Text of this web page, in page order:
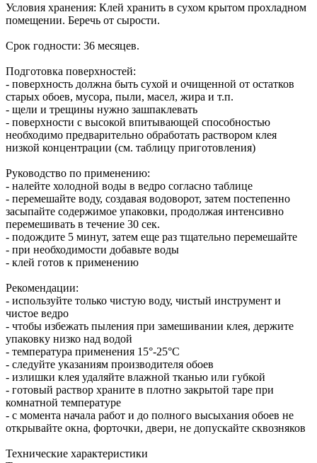
Условия хранения: Клей хранить в сухом крытом прохладном
помещении. Беречь от сырости.
Срок годности: 36 месяцев.
Подготовка поверхностей:
- поверхность должна быть сухой и очищенной от остатков
старых обоев, мусора, пыли, масел, жира и т.п.
- щели и трещины нужно зашпаклевать
- поверхности с высокой впитывающей способностью
необходимо предварительно обработать раствором клея
низкой концентрации (см. таблицу приготовления)
Руководство по применению:
- налейте холодной воды в ведро согласно таблице
- перемешайте воду, создавая водоворот, затем постепенно
засыпайте содержимое упаковки, продолжая интенсивно
перемешивать в течение 30 сек.
- подождите 5 минут, затем еще раз тщательно перемешайте
- при необходимости добавьте воды
- клей готов к применению
Рекомендации:
- используйте только чистую воду, чистый инструмент и
чистое ведро
- чтобы избежать пыления при замешивании клея, держите
упаковку низко над водой
- температура применения 15°-25°С
- следуйте указаниям производителя обоев
- излишки клея удаляйте влажной тканью или губкой
- готовый раствор храните в плотно закрытой таре при
комнатной температуре
- с момента начала работ и до полного высыхания обоев не
открывайте окна, форточки, двери, не допускайте сквозняков
Технические характеристики